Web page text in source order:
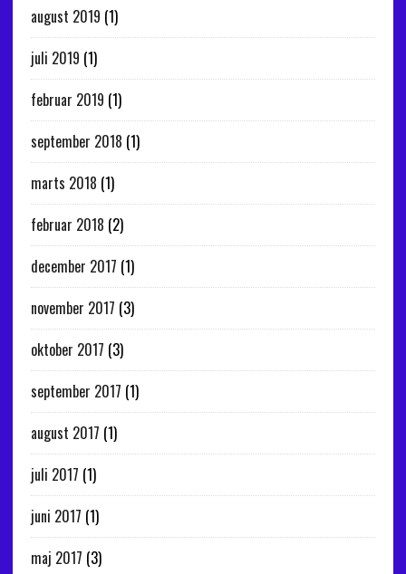
august 2019 (1)
juli 2019 (1)
februar 2019 (1)
september 2018 (1)
marts 2018 (1)
februar 2018 (2)
december 2017 (1)
november 2017 (3)
oktober 2017 (3)
september 2017 (1)
august 2017 (1)
juli 2017 (1)
juni 2017 (1)
maj 2017 (3)